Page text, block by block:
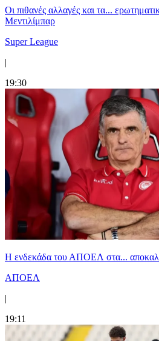
Οι πιθανές αλλαγές και τα...
Μεντιλίμπαρ
Super League
|
19:30
Η ενδεκάδα του ΑΠΟΕΛ στα...
ΑΠΟΕΛ
|
19:11